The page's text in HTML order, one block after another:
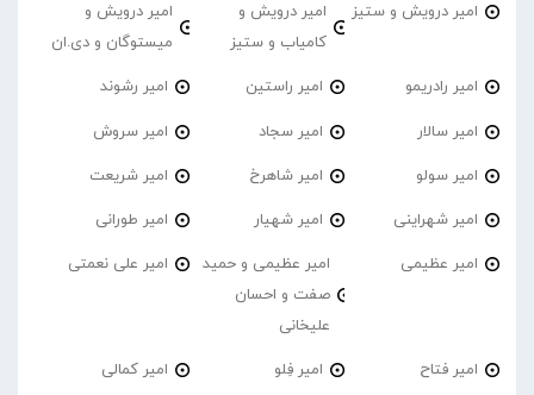
امیر درویش و ستیز
امیر درویش و
کامیاب و ستیز
امیر درویش و
میستوگان و دی.ان
امیر رادریمو امیر راستین امیر رشوند
امیر سالار امیر سجاد امیر سروش
امیر سولو امیر شاهرخ امیر شریعت
امیر شهراینی امیر شهیار امیر طورانی
امیر عظیمی
امیر عظیمی و حمید
صفت و احسان
علیخانی
امیر علی نعمتی
امیر فتاح امیر فِلو امیر کمالی